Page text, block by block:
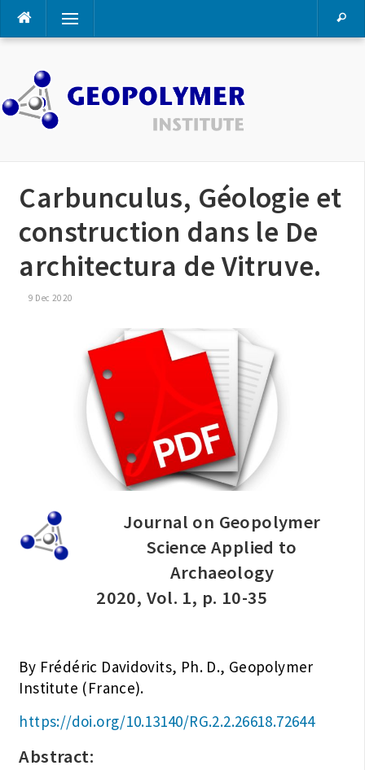
Skip
Menu
Carbunculus, Géologie et
construction dans le De
architectura de Vitruve.
9 Dec 2020
Journal on Geopolymer
Science Applied to
Archaeology
2020, Vol. 1, p. 10-35
By Frédéric Davidovits, Ph. D., Geopolymer
Institute (France).
https://doi.org/10.13140/RG.2.2.26618.72644
Abstract: